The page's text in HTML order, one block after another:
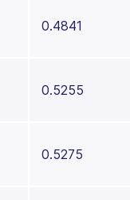
0.4841
0.5255
0.5275